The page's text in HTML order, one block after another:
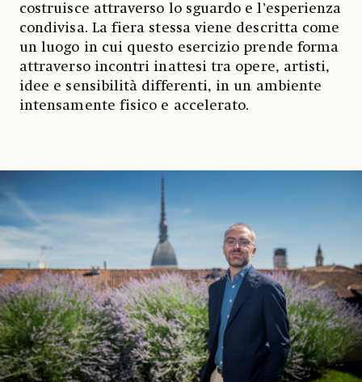
costruisce attraverso lo sguardo e l’esperienza
condivisa. La fiera stessa viene descritta come
un luogo in cui questo esercizio prende forma
attraverso incontri inattesi tra opere, artisti,
idee e sensibilità differenti, in un ambiente
intensamente fisico e accelerato.